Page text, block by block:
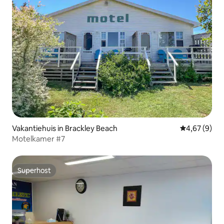
Vakantiehuis in Brackley Beach Gemiddelde
4,67 (9)
Motelkamer #7
Superhost
Superhost